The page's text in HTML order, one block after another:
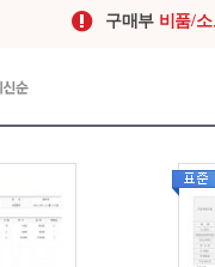
구매부 비품/